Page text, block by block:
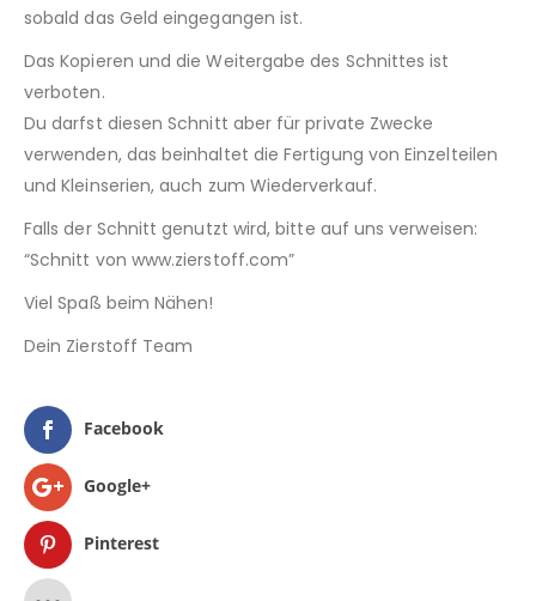
sobald das Geld eingegangen ist.
Das Kopieren und die Weitergabe des Schnittes ist
verboten.
Du darfst diesen Schnitt aber für private Zwecke
verwenden, das beinhaltet die Fertigung von Einzelteilen
und Kleinserien, auch zum Wiederverkauf.
Falls der Schnitt genutzt wird, bitte auf uns verweisen:
“Schnitt von www.zierstoff.com”
Viel Spaß beim Nähen!
Dein Zierstoff Team
Facebook
Google+
Pinterest